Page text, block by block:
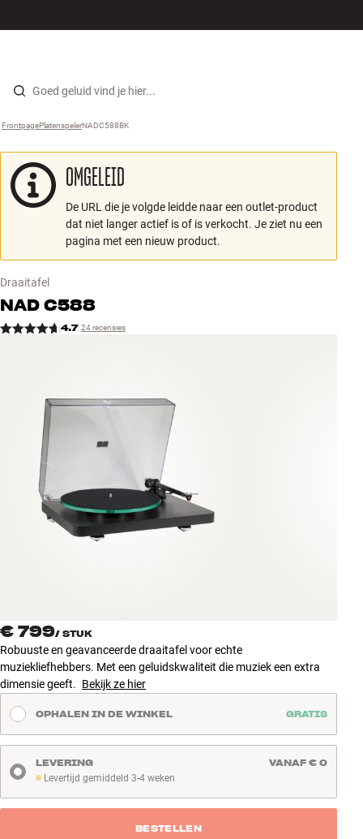
Skip to content
Luidsprekers
Koptelefoons
Surround
Tv
Systeem
Kabels
INSPIRATIE
NIEUW
AANBIEDINGEN
Klantenservice
Bouw met geluid
Frontpage ›
Platenspeler ›
NADC588BK
OMGELEID
De URL die je volgde leidde naar een outlet-product
dat niet langer actief is of is verkocht. Je ziet nu een
pagina met een nieuw product.
Draaitafel
NADC588
4.7 24 recensies
€ 799/ STUK
Robuuste en geavanceerde draaitafel voor echte
muziekliefhebbers. Met een geluidskwaliteit die muziek een extra
dimensie geeft. Bekijk ze hier
OPHALEN IN DE WINKEL GRATIS
Levertijd gemiddeld 3-4 weken
Levertijd gemiddeld 3-4 weken
LEVERING VANAF € 0
BESTELLEN